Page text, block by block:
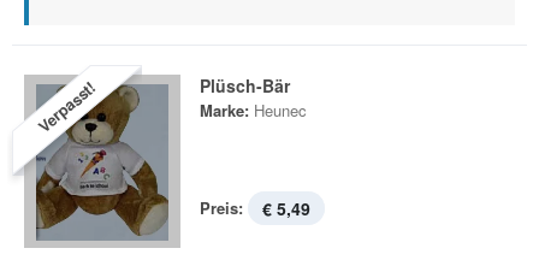
Verpasst! Plüsch-Bär
Marke: Heunec
Preis: € 5,49